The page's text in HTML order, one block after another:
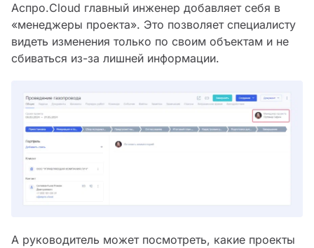
Аспро.Cloud главный инженер добавляет себя в
«менеджеры проекта». Это позволяет специалисту
видеть изменения только по своим объектам и не
сбиваться из-за лишней информации.
А руководитель может посмотреть, какие проекты